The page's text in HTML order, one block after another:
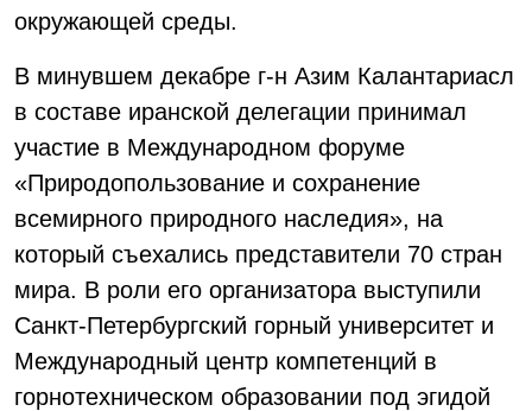
окружающей среды.
В минувшем декабре г-н Азим Калантариасл
в составе иранской делегации принимал
участие в Международном форуме
«Природопользование и сохранение
всемирного природного наследия», на
который съехались представители 70 стран
мира. В роли его организатора выступили
Санкт-Петербургский горный университет и
Международный центр компетенций в
горнотехническом образовании под эгидой